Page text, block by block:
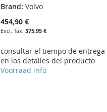
Brand: Volvo
454,90 €
375,95 €
consultar el tiempo de entrega
en los detalles del producto
Voorraad info